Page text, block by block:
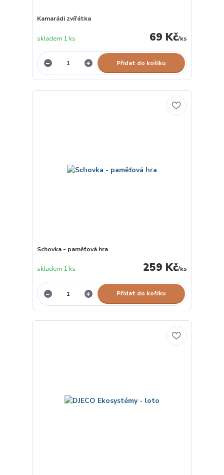
Kamarádi zvířátka
69 Kč/ks
skladem 1 ks
Přidat do košíku
Schovka - paměťová hra
259 Kč/ks
skladem 1 ks
Přidat do košíku